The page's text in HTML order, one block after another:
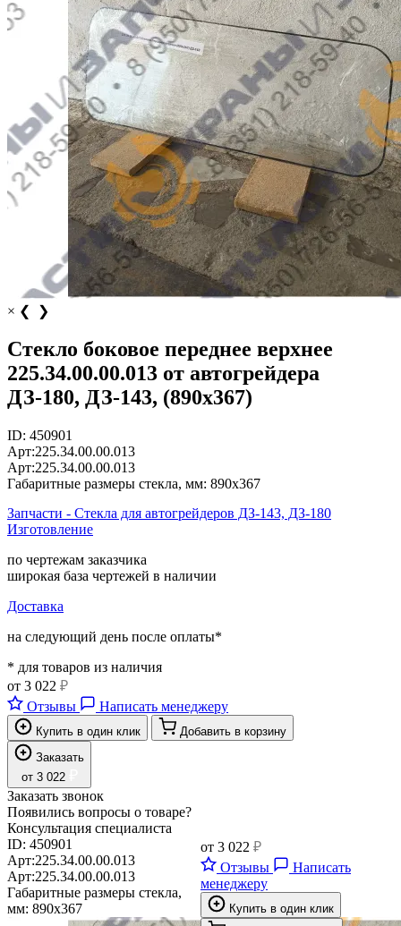
× ❮ ❯
Стекло боковое переднее верхнее
225.34.00.00.013 от автогрейдера
ДЗ-180, ДЗ-143, (890х367)
ID: 450901
Арт:225.34.00.00.013
Арт:225.34.00.00.013
Габаритные размеры стекла, мм: 890х367
Запчасти - Стекла для автогрейдеров ДЗ-143, ДЗ-180
Изготовление
по чертежам заказчика
широкая база чертежей в наличии
Доставка
на следующий день после оплаты*
* для товаров из наличия
от 3 022 ₽
Отзывы
Написать менеджеру
Купить в один клик
Добавить в корзину
Заказать
от 3 022
Заказать звонок
Появились вопросы о товаре?
Консультация специалиста
ID: 450901
Арт:225.34.00.00.013
Арт:225.34.00.00.013
Габаритные размеры стекла,
мм: 890х367
от 3 022 ₽
Отзывы
Написать
менеджеру
Купить в один клик